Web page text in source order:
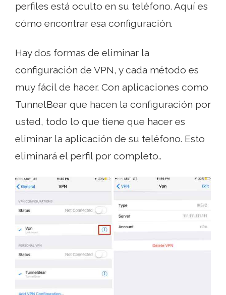
perfiles está oculto en su teléfono. Aquí es
cómo encontrar esa configuración.
Hay dos formas de eliminar la
configuración de VPN, y cada método es
muy fácil de hacer. Con aplicaciones como
TunnelBear que hacen la configuración por
usted, todo lo que tiene que hacer es
eliminar la aplicación de su teléfono. Esto
eliminará el perfil por completo..